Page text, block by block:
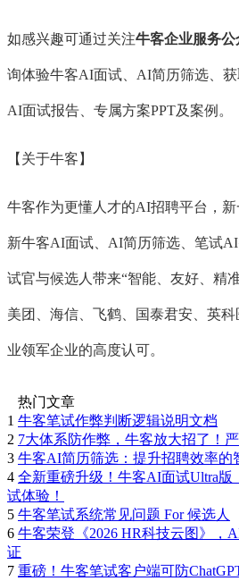
如感兴趣可通过关注牛客企业服务公
询体验牛客AI面试、AI简历筛选、
AI面试报告、专属方案PPT及案例。
【关于牛客】
牛客作为更懂人才的AI招聘平台，
新牛客AI面试、AI简历筛选、笔试
试官与候选人带来“智能、友好、精
美团、海信、飞鹤、国泰君安、英
业领军企业的高度认可。
热门文章
1 牛客笔试作弊判断逻辑说明文档
2 7大体系防作弊，牛客放大招了！
3 牛客AI简历筛选：提升招聘效率的
4 全新重磅升级！牛客AI面试Ultra版
试体验！
5 牛客笔试系统常见问题 For 候选人
6 牛客荣登《2026 HR科技云图》，
证
7 重磅！牛客笔试客户端可防